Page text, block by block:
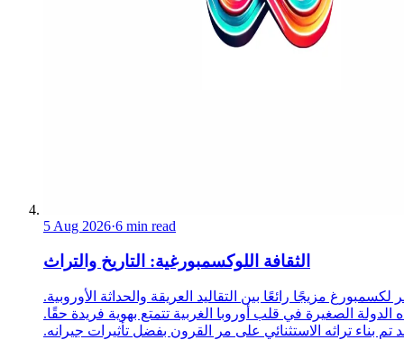
5 Aug 2026·6 min read
الثقافة اللوكسمبورغية: التاريخ والتراث
لكسمبورغ مزيجًا رائعًا بين التقاليد العريقة والحداثة الأوروبية.
الدولة الصغيرة في قلب أوروبا الغربية تتمتع بهوية فريدة حقًا.
تم بناء تراثه الاستثنائي على مر القرون بفضل تأثيرات جيرانه.